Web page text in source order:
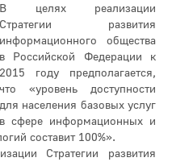
В целях реализации
Стратегии развития
информационного общества
в Российской Федерации к
2015 году предполагается,
что «уровень доступности
для населения базовых услуг
в сфере информационных и
составит 100%».
Стратегии развития